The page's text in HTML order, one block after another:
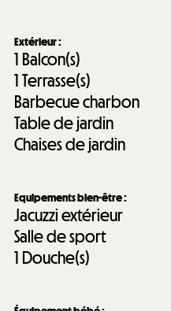
Extérieur:
1 Balcon(s)
1Terrasse(s)
Barbecue charbon
Table de jardin
Chaises de jardin
Equipements bien-être:
Jacuzzi extérieur
Salle de sport
1 Douche(s)